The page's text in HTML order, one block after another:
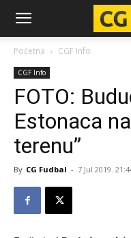
CG-
Fudbal
Početna CGF Info
CGF Info
FOTO:
Estonaca
terenu”
By CG Fudbal - 7 Jul 2019.